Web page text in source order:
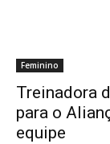
Feminino
Treinadora
para o
equipe